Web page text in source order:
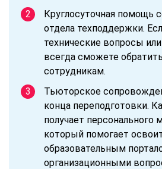
Круглосуточная помощь
отдела техподдержки.
технические вопросы
всегда сможете
сотрудникам.
Тьюторское
конца переподготовки.
получает персонального
который помогает
образовательным
организационными